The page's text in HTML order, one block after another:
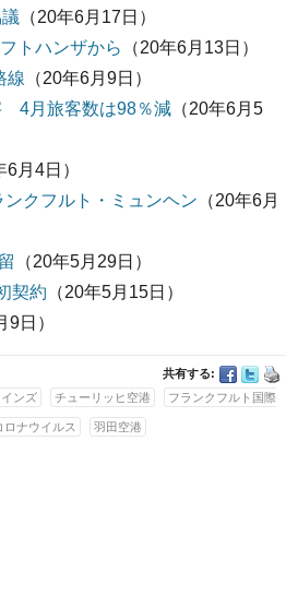
（20年6月17日）
トハンザから
（20年6月13日）
線 （20年6月9日）
4月旅客数は98％減 （20年6月5
6月4日）
クフルト・ミュンヘン （20年6月
（20年5月29日）
契約 （20年5月15日）
9日）
共有する:
ンズ チューリッヒ空港 フランクフルト国際
ロナウイルス 羽田空港